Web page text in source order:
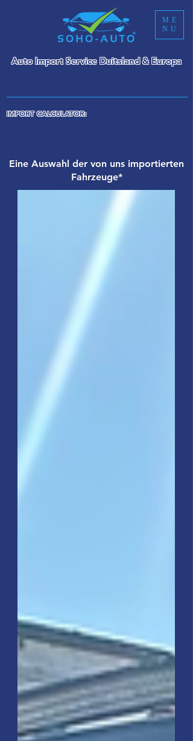
ME
NU
Auto Import Service Duitsland & Europa
IMPORT CALCULATOR:
Eine Auswahl der von uns importierten
Fahrzeuge*